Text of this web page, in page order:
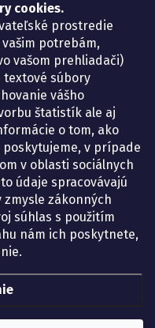
cookies.
prostredie
potrebám,
vašom prehliadači)
textové súbory
vášho
štatistík ale aj
o tom, ako
poskytujeme, v prípade
v oblasti sociálnych
údaje spracovávajú
zmysle zákonných
súhlas s použitím
nám ich poskytnete,